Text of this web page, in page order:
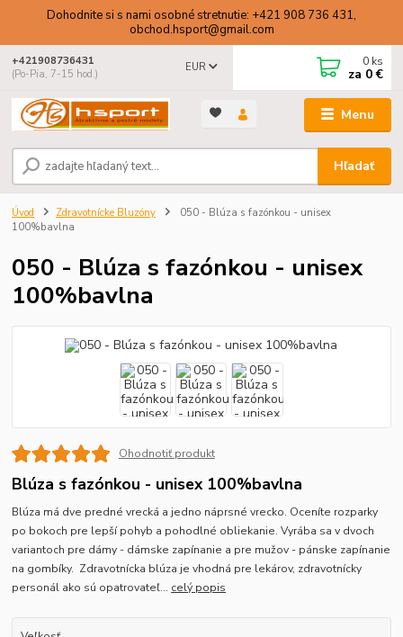
Dohodnite si s nami osobné stretnutie: +421 908 736 431,
obchod.hsport@gmail.com
Menu
EUR
Hľadať
+421908736431
(Po-Pia, 7-15 hod.)
0 ks
za 0 €
Úvod Zdravotnícke Bluzóny
050 - Blúza s fazónkou - unisex
100%bavlna
050 - Blúza s fazónkou - unisex
100%bavlna
Ohodnotiť produkt
Blúza s fazónkou - unisex 100%bavlna
Blúza má dve predné vrecká a jedno náprsné vrecko. Oceníte rozparky
po bokoch pre lepší pohyb a pohodlné obliekanie. Vyrába sa v dvoch
variantoch pre dámy - dámske zapínanie a pre mužov - pánske zapínanie
na gombíky. Zdravotnícka blúza je vhodná pre lekárov, zdravotnícky
personál ako sú opatrovateľ... celý popis